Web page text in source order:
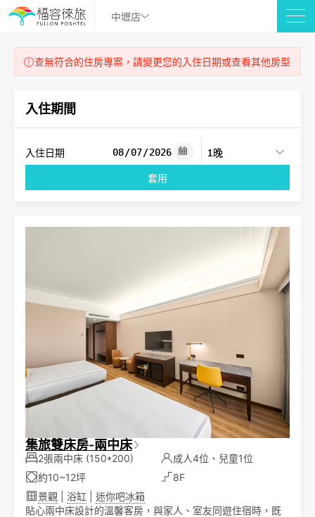
中壢店
查無符合的住房專案，請變更您的入住日期或查看其他房型
入住期間
入住日期
套用
集旅雙床房-兩中床
2張兩中床 (150*200)
成人4位、兒童1位
約10~12坪
8F
景觀
浴缸
迷你吧冰箱
貼心兩中床設計的溫馨客房，與家人、室友同遊住宿時，既